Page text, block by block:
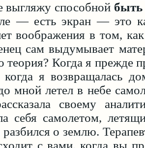
способной быть
— есть экран — это
воображения в том,
сам выдумывает
теория? Когда я прежде
я возвращалась
мной летел в небе
своему
себя самолетом,
о землю.
с вами, когда вы